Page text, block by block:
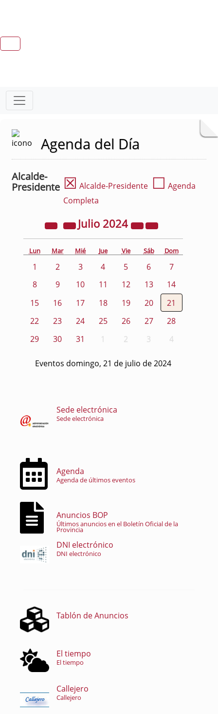
Agenda del Día
Alcalde-
Presidente ☒ Alcalde-Presidente ☐ Agenda
Completa
Julio 2024
Lun Mar Mié Jue Vie Sáb Dom
1 2 3 4 5 6
7
8
9 10 11 12 13
14
15
16 17 18 19 20
21
22
23 24 25 26 27
28
29
30 31 1 2 3 4
Eventos domingo, 21 de julio de 2024
Sede electrónica
Sede electrónica
Agenda
Agenda de últimos eventos
Anuncios BOP
Últimos anuncios en el Boletín Oficial de la
Provincia
DNI electrónico
DNI electrónico
Tablón de Anuncios
El tiempo
El tiempo
Callejero
Callejero